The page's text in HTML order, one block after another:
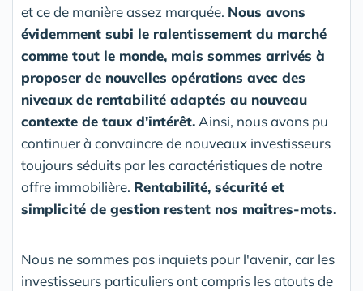
et ce de manière assez marquée. Nous avons
évidemment subi le ralentissement du marché
comme tout le monde, mais sommes arrivés à
proposer de nouvelles opérations avec des
niveaux de rentabilité adaptés au nouveau
contexte de taux d'intérêt. Ainsi, nous avons pu
continuer à convaincre de nouveaux investisseurs
toujours séduits par les caractéristiques de notre
offre immobilière. Rentabilité, sécurité et
simplicité de gestion restent nos maitres-mots.
Nous ne sommes pas inquiets pour l'avenir, car les
investisseurs particuliers ont compris les atouts de